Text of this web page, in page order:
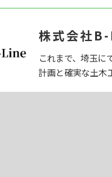
株式会社
これまで、埼玉に
計画と確実な土木